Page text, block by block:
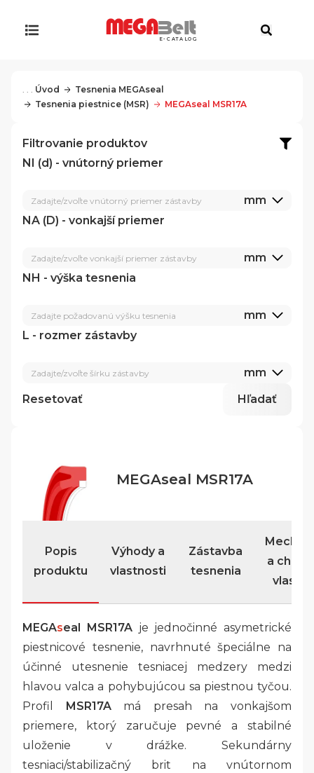
E-CATALOG
Filtrovanie produktov
NI (d) - vnútorný priemer
Zadajte/zvoľte vnútorný priemer zástavby
mm
NA (D) - vonkajší priemer
Zadajte/zvoľte vonkajší priemer zástavby
mm
NH - výška tesnenia
Zadajte požadovanú výšku tesnenia
mm
L - rozmer zástavby
Zadajte/zvoľte šírku zástavby
mm
Resetovať
Hľadať
. . . Úvod
Tesnenia MEGAseal
Tesnenia piestnice (MSR)
MEGAseal MSR17A
MEGAseal MSR17A
Popis
produktu
Výhody a
vlastnosti
Zástavba
tesnenia
a
MEGAseal MSR17Aje jednočinné asymetrické
piestnicové tesnenie, navrhnuté špeciálne na
účinné utesnenie tesniacej medzery medzi
hlavou valca a pohybujúcou sa piestnou tyčou.
Profil
MSR17Amá presah na vonkajšom
priemere, ktorý zaručuje pevné a stabilné
uloženie v drážke. Sekundárny
tesniaci/stabilizačný brit na vnútornom